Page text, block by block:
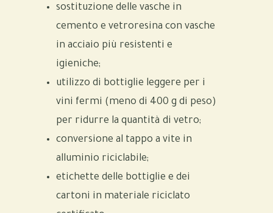
sostituzione delle vasche in
cemento e vetroresina con vasche
in acciaio più resistenti e
igieniche;
utilizzo di bottiglie leggere per i
vini fermi (meno di 400 g di peso)
per ridurre la quantità di vetro;
conversione al tappo a vite in
alluminio riciclabile;
etichette delle bottiglie e dei
cartoni in materiale riciclato